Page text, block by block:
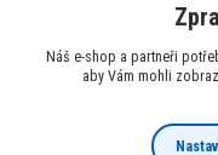
Zákaznická podpora Zamst
info@raketsport.cz
Náš e-shop a partneři
aby Vám mohli